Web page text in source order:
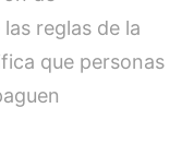
reglas de la
que personas